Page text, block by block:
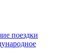
поездки